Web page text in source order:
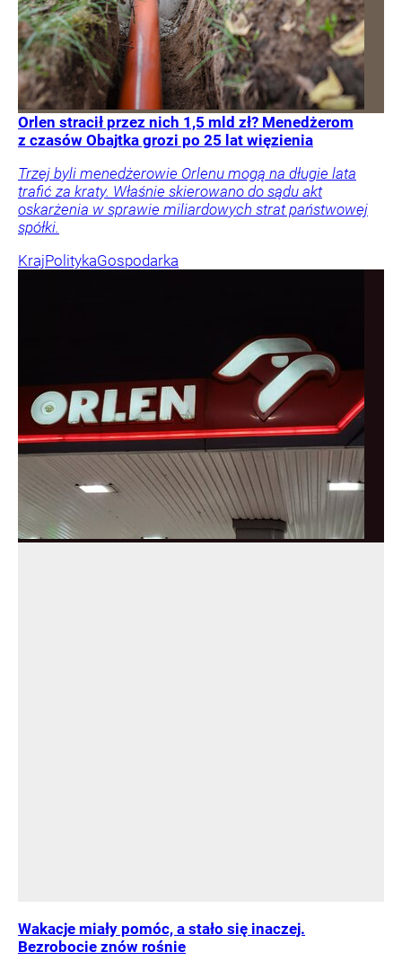
Orlen stracił przez nich 1,5 mld zł? Menedżerom
z czasów Obajtka grozi po 25 lat więzienia
Trzej byli menedżerowie Orlenu mogą na długie lata
trafić za kraty. Właśnie skierowano do sądu akt
oskarżenia w sprawie miliardowych strat państwowej
spółki.
KrajPolitykaGospodarka
Wakacje miały pomóc, a stało się inaczej.
Bezrobocie znów rośnie